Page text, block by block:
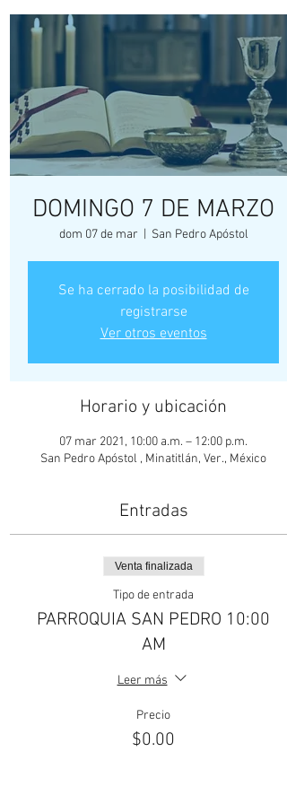
DOMINGO 7 DE MARZO
dom 07 de mar San Pedro Apóstol
Se ha cerrado la posibilidad de
registrarse
Ver otros eventos
Horario y ubicación
07 mar 2021, 10:00 a.m. – 12:00 p.m.
San Pedro Apóstol , Minatitlán, Ver., México
Entradas
Venta finalizada
Tipo de entrada
PARROQUIA SAN PEDRO 10:00
AM
Leer más
Precio
$0.00